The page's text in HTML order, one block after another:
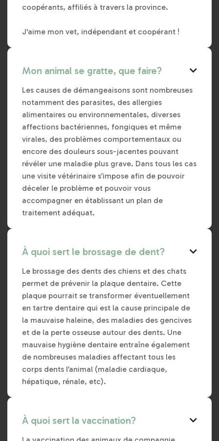
coopérants, affiliés à travers la province.
J'aime mon vet, indépendant et coopérant !
Mon animal se gratte, que faire? 
Les causes de démangeaisons sont nombreuses
notamment des parasites, des allergies
alimentaires ou environnementales, diverses
affections bactériennes, fongiques et même
virales, des problèmes comportementaux ou
encore des douleurs sous-jacentes pouvant
révéler une maladie plus grave. Dans tous les cas
une visite vétérinaire s’impose afin de pouvoir
déceler le problème et pouvoir vous
accompagner en établissant un plan de
traitement adéquat.
À quoi sert le brossage de dent? 
Le brossage des dents des chiens et des chats
permet de prévenir la plaque dentaire. Cette
plaque pourrait se transformer éventuellement
en tartre dentaire qui est la cause principale de
la mauvaise haleine, des maladies des gencives
et de la perte osseuse autour des dents. Une
mauvaise hygiène dentaire entraîne également
de nombreuses maladies affectant tous les
corps dents l’animal (maladie cardiaque,
hépatique, rénale, etc).
À quoi sert la vaccination? 